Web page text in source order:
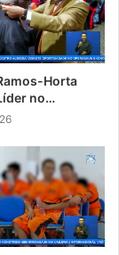
Horta
no…